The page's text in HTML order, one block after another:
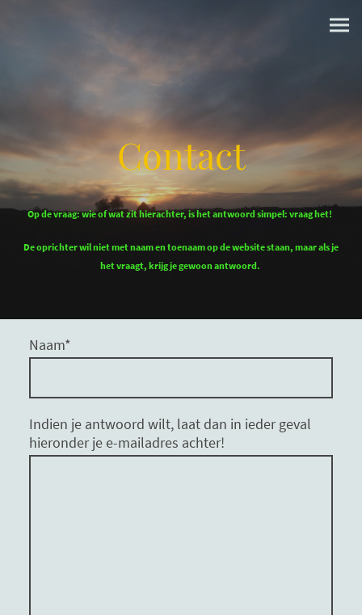
Contact
Op de vraag: wie of wat zit hierachter, is het antwoord simpel: vraag het!
De oprichter wil niet met naam en toenaam op de website staan, maar als je
het vraagt, krijg je gewoon antwoord.
Naam*
Indien je antwoord wilt, laat dan in ieder geval
hieronder je e-mailadres achter!